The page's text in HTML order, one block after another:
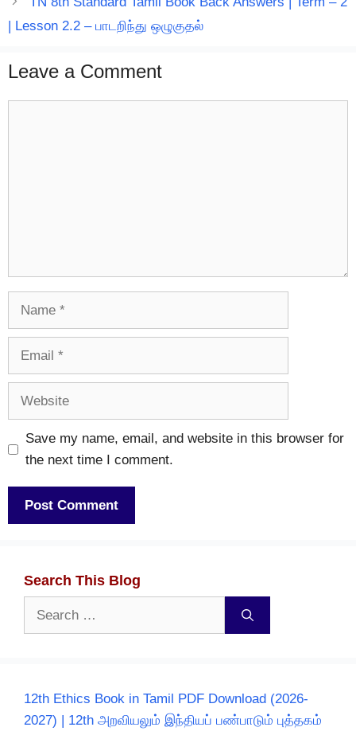
| Lesson 2.2 – பாடறிந்து ஒழுகுதல்
Leave a Comment
Name
Email
Website
Save my name, email, and website in this browser for
the next time I comment.
Search This Blog
Search
12th Ethics Book in Tamil PDF Download (2026-
2027) | 12th அறவியலும் இந்தியப் பண்பாடும் புத்தகம்